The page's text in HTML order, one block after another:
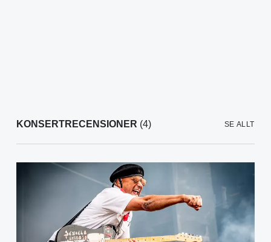
KONSERTRECENSIONER (4) SE ALLT